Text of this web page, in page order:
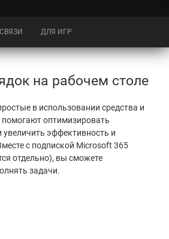
ДЛЯ ИГР
на рабочем столе
в использовании средства и
оптимизировать
увеличить эффективность и
с подпиской Microsoft 365
отдельно), вы сможете
задачи.